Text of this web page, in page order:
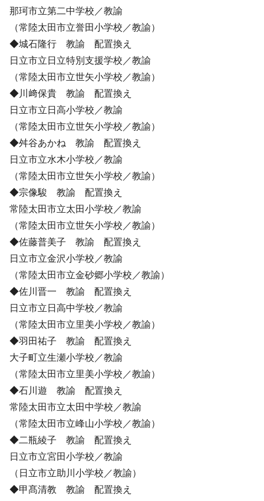
那珂市立第二中学校／教諭
（常陸太田市立誉田小学校／教諭）
◆城石隆行 教諭 配置換え
日立市立日立特別支援学校／教諭
（常陸太田市立世矢小学校／教諭）
◆川﨑保貴 教諭 配置換え
日立市立日高小学校／教諭
（常陸太田市立世矢小学校／教諭）
◆舛谷あかね 教諭 配置換え
日立市立水木小学校／教諭
（常陸太田市立世矢小学校／教諭）
◆宗像駿 教諭 配置換え
常陸太田市立太田小学校／教諭
（常陸太田市立世矢小学校／教諭）
◆佐藤普美子 教諭 配置換え
日立市立金沢小学校／教諭
（常陸太田市立金砂郷小学校／教諭）
◆佐川晋一 教諭 配置換え
日立市立日高中学校／教諭
（常陸太田市立里美小学校／教諭）
◆羽田祐子 教諭 配置換え
大子町立生瀬小学校／教諭
（常陸太田市立里美小学校／教諭）
◆石川遊 教諭 配置換え
常陸太田市立太田中学校／教諭
（常陸太田市立峰山小学校／教諭）
◆二瓶綾子 教諭 配置換え
日立市立宮田小学校／教諭
（日立市立助川小学校／教諭）
◆甲髙清教 教諭 配置換え